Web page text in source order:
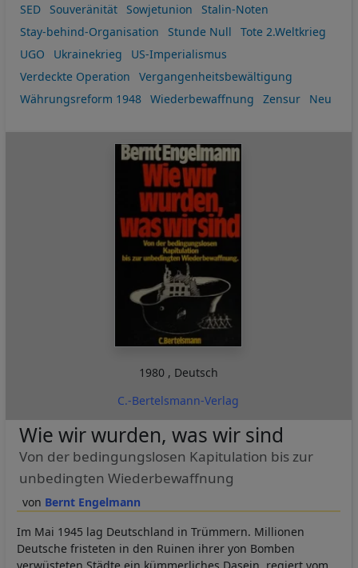
SED
Souveränität Sowjetunion
Stalin-Noten
Stay-behind-Organisation
Stunde Null
Tote 2.Weltkrieg
UGO
Ukrainekrieg
US-Imperialismus
Verdeckte Operation
Vergangenheitsbewältigung
Währungsreform 1948
Wiederbewaffnung Zensur Neu
1980 , Deutsch
C.-Bertelsmann-Verlag
Bernt Engelmann
Wie wir wurden, was wir sind
Von der bedingungslosen Kapitulation bis zur
unbedingten Wiederbewaffnung
Im Mai 1945 lag Deutschland in Trümmern. Millionen
Deutsche fristeten in den Ruinen ihrer yon Bomben